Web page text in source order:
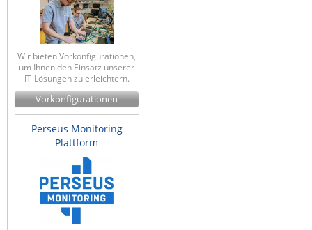
Moxa
Netio
Panorama Antennas
PatchSee
Power Kingdom
Poynting
Server Technology
Wir bieten Vorkonfigurationen,
um Ihnen den Einsatz unserer
IT-Lösungen zu erleichtern.
Vorkonfigurationen
Perseus Monitoring
Plattform